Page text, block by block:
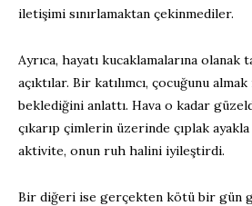
iletişimi sınırlamaktan çekinmediler.
Ayrıca, hayatı kucaklamalarına olanak
açıktılar. Bir katılımcı, çocuğunu
beklediğini anlattı. Hava o kadar
çıkarıp çimlerin üzerinde çıplak
aktivite, onun ruh halini iyileştirdi.
Bir diğeri ise gerçekten kötü bir gün